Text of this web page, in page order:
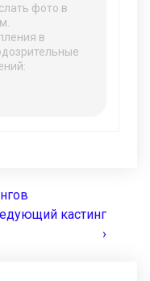
фото в
в
кастинг
›